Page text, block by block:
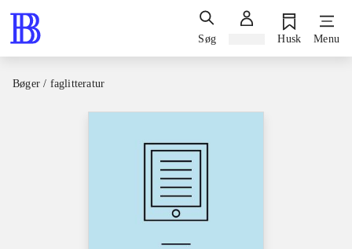
Søg Husk Menu
Bøger / faglitteratur